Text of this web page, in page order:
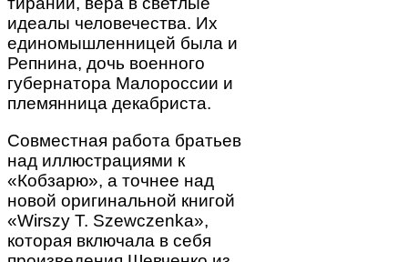
идеалы человечества. Их
единомышленницей была и
Репнина, дочь военного
губернатора Малороссии и
племянница декабриста.
Совместная работа братьев
над иллюстрациями к
«Кобзарю», а точнее над
новой оригинальной книгой
«Wirszy T. Szewczenka»,
которая включала в себя